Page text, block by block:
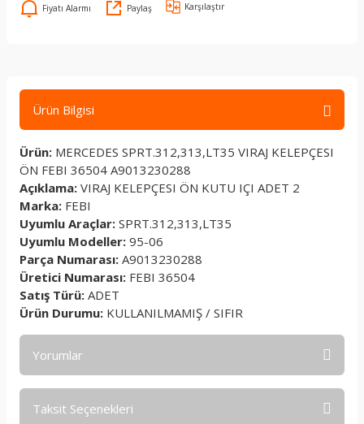
Fiyatı Alarmı Paylaş Karşılaştır
Ürün Bilgisi
Ürün: MERCEDES SPRT.312,313,LT35 VIRAJ KELEPÇESI
ÖN FEBI 36504 A9013230288
Açıklama: VIRAJ KELEPÇESI ÖN KUTU IÇI ADET 2
Marka: FEBI
Uyumlu Araçlar: SPRT.312,313,LT35
Uyumlu Modeller: 95-06
Parça Numarası: A9013230288
Üretici Numarası: FEBI 36504
Satış Türü: ADET
Ürün Durumu: KULLANILMAMIŞ / SIFIR
Yorumlar
Taksit Seçenekleri